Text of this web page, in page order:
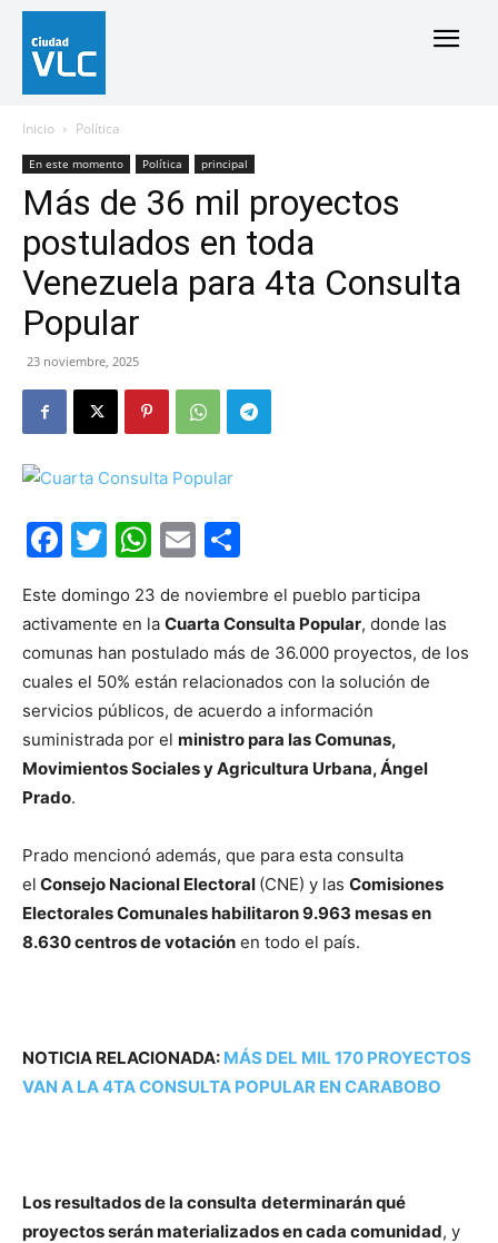
Inicio Política
En este momento Política principal
Más de 36 mil proyectos
postulados en toda
Venezuela para 4ta Consulta
Popular
23 noviembre, 2025
Facebook
Twitter
WhatsApp
Email
Este domingo 23 de noviembre el pueblo participa
activamente en la Cuarta Consulta Popular, donde las
comunas han postulado más de 36.000 proyectos, de los
cuales el 50% están relacionados con la solución de
servicios públicos, de acuerdo a información
suministrada por el ministro para las Comunas,
Movimientos Sociales y Agricultura Urbana, Ángel
Prado.
Prado mencionó además, que para esta consulta
el Consejo Nacional Electoral (CNE) y las Comisiones
Electorales Comunales habilitaron 9.963 mesas en
8.630 centros de votación en todo el país.
NOTICIA RELACIONADA: MÁS DEL MIL 170 PROYECTOS
VAN A LA 4TA CONSULTA POPULAR EN CARABOBO
Los resultados de la consulta determinarán qué
proyectos serán materializados en cada comunidad, y